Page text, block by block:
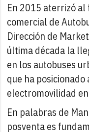
En 2015 aterrizó
comercial de
Dirección de
última década la
en los autobuses
que ha
electromovilidad
En palabras de
posventa es